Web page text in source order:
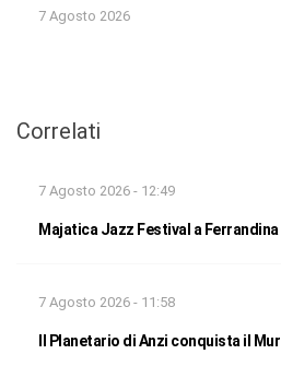
7 Agosto 2026
Correlati
7 Agosto 2026 - 12:49
Majatica Jazz Festival a Ferrandina
7 Agosto 2026 - 11:58
Il Planetario di Anzi conquista il Mur